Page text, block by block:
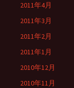
2011年4月
2011年3月
2011年2月
2011年1月
2010年12月
2010年11月